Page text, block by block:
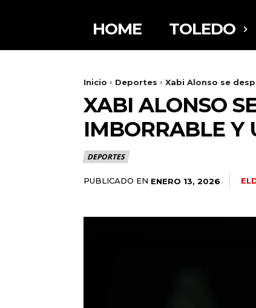
HOME TOLEDO
Inicio Deportes Xabi Alonso se
XABI ALONSO
IMBORRABLE Y
DEPORTES
PUBLICADO EN ENERO 13, 2026